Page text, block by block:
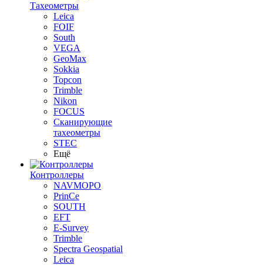
Тахеометры
Leica
FOIF
South
VEGA
GeoMax
Sokkia
Topcon
Trimble
Nikon
FOCUS
Сканирующие
тахеометры
STEC
Ещё
Контроллеры
NAVMOPO
PrinCe
SOUTH
EFT
E-Survey
Trimble
Spectra Geospatial
Leica